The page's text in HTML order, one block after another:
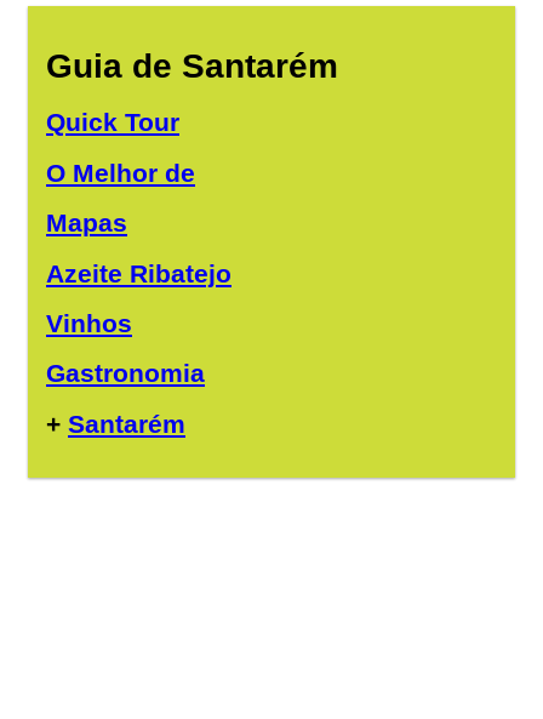
Guia de Santarém
Quick Tour
O Melhor de
Mapas
Azeite Ribatejo
Vinhos
Gastronomia
+ Santarém